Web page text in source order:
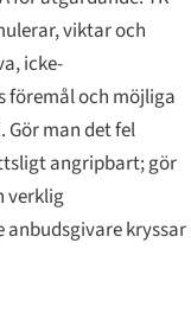
viktar och
icke-
föremål och möjliga
man det fel
angripbart; gör
verklig
kryssar